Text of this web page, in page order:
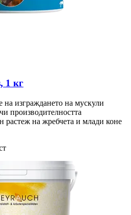
1 кг
на изграждането на мускули
производителността
растеж на жребчета и млади коне